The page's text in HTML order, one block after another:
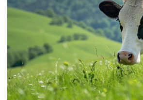
EDG DIRECTOR OPTIC-ET
POTTERS-FIELD PAVETHEWAY-TW
BTS-MARCY PETULA PING-ET
ST GEN NOBLE PONCHO
OCD CHARLEY RANGER-ET
ST GEN R-HAZE RAPID-ET
TEEMAR MODESTY RATE-ET